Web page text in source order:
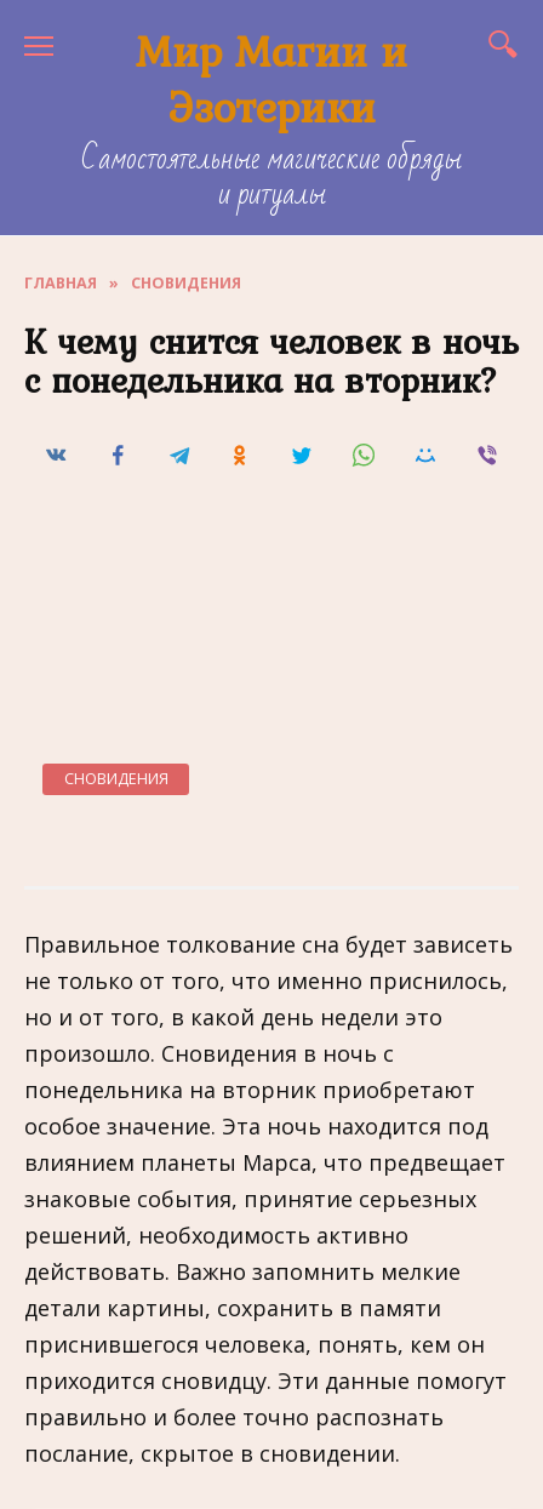
Мир Магии и
Эзотерики
Самостоятельные магические обряды
и ритуалы
ГЛАВНАЯ » СНОВИДЕНИЯ
К чему снится человек в ночь
с понедельника на вторник?
СНОВИДЕНИЯ
Правильное толкование сна будет зависеть
не только от того, что именно приснилось,
но и от того, в какой день недели это
произошло. Сновидения в ночь с
понедельника на вторник приобретают
особое значение. Эта ночь находится под
влиянием планеты Марса, что предвещает
знаковые события, принятие серьезных
решений, необходимость активно
действовать. Важно запомнить мелкие
детали картины, сохранить в памяти
приснившегося человека, понять, кем он
приходится сновидцу. Эти данные помогут
правильно и более точно распознать
послание, скрытое в сновидении.